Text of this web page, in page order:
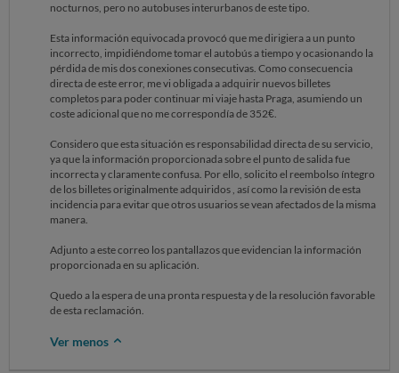
nocturnos, pero no autobuses interurbanos de este tipo.
Esta información equivocada provocó que me dirigiera a un punto
incorrecto, impidiéndome tomar el autobús a tiempo y ocasionando la
pérdida de mis dos conexiones consecutivas. Como consecuencia
directa de este error, me vi obligada a adquirir nuevos billetes
completos para poder continuar mi viaje hasta Praga, asumiendo un
coste adicional que no me correspondía de 352€.
Considero que esta situación es responsabilidad directa de su servicio,
ya que la información proporcionada sobre el punto de salida fue
incorrecta y claramente confusa. Por ello, solicito el reembolso íntegro
de los billetes originalmente adquiridos , así como la revisión de esta
incidencia para evitar que otros usuarios se vean afectados de la misma
manera.
Adjunto a este correo los pantallazos que evidencian la información
proporcionada en su aplicación.
Quedo a la espera de una pronta respuesta y de la resolución favorable
de esta reclamación.
Ver menos